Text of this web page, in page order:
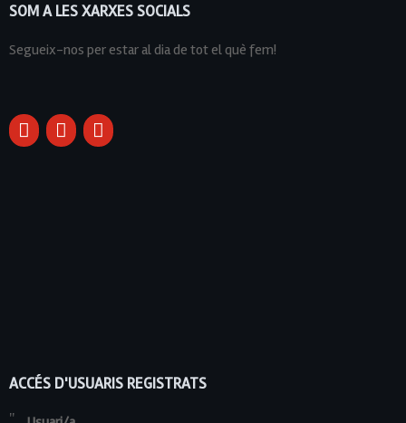
SOM A LES XARXES SOCIALS
Segueix-nos per estar al dia de tot el què fem!
ACCÉS D'USUARIS REGISTRATS